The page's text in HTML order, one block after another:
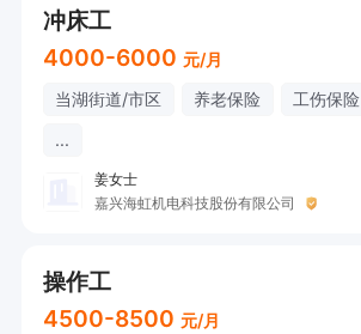
冲床工
4000-6000 元/月
当湖街道/市区 养老保险 工伤保险
...
姜女士
嘉兴海虹机电科技股份有限公司
操作工
4500-8500 元/月